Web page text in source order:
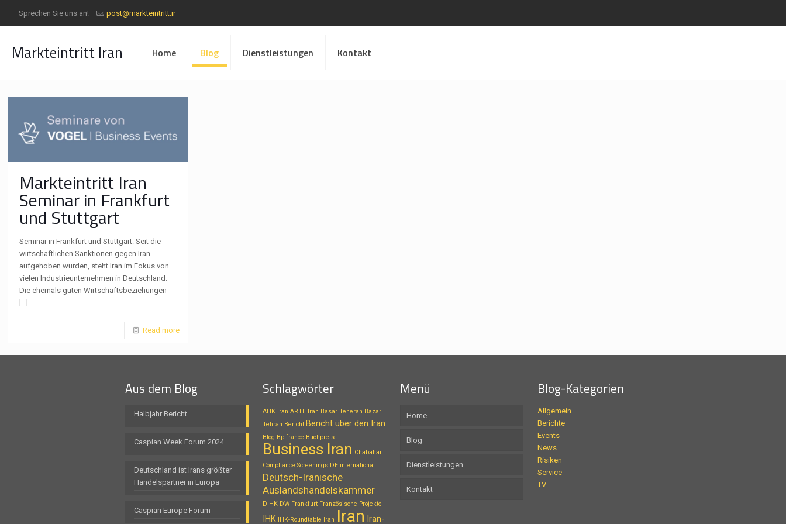
Sprechen Sie uns an! post@markteintritt.ir
Markteintritt Iran Home Blog Dienstleistungen Kontakt
Markteintritt Iran
Seminar in Frankfurt
und Stuttgart
Seminar in Frankfurt und Stuttgart: Seit die
wirtschaftlichen Sanktionen gegen Iran
aufgehoben wurden, steht Iran im Fokus von
vielen Industrieunternehmen in Deutschland.
Die ehemals guten Wirtschaftsbeziehungen
[…]
Read more
Aus dem Blog
Halbjahr Bericht
Caspian Week Forum 2024
Deutschland ist Irans größter
Handelspartner in Europa
Caspian Europe Forum
Schlagwörter
AHK Iran ARTE Iran Basar Teheran Bazar
Tehran Bericht Bericht über den Iran
Blog Bpifrance Buchpreis
Business Iran Chabahar
Compliance Screenings DE international
Deutsch-Iranische
Auslandshandelskammer
DIHK DW Frankfurt Französische Projekte
IHK IHK-Roundtable Iran Iran Iran-
Menü
Home
Blog
Dienstleistungen
Kontakt
Blog-Kategorien
Allgemein
Berichte
Events
News
Risiken
Service
TV